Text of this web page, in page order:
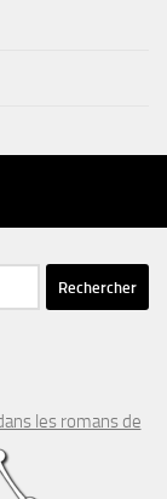
les romans de